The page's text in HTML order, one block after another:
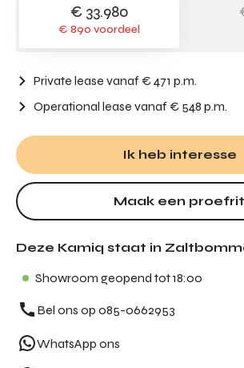
€ 33.980
€ 890 voordeel
Private lease vanaf € 471 p.m.
Operational lease
vanaf € 548 p.m.
Ik heb interesse
Maak een proefrit
Deze Kamiq staat in
Showroom geopend tot 18:00
Bel ons op 085-0662953
WhatsApp ons